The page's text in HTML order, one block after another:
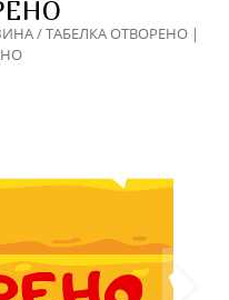
/ ТАБЕЛКА ОТВОРЕНО |